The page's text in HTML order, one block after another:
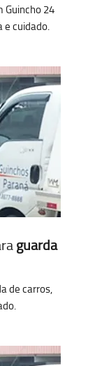
Guincho 24
e cuidado.
guarda
de carros,